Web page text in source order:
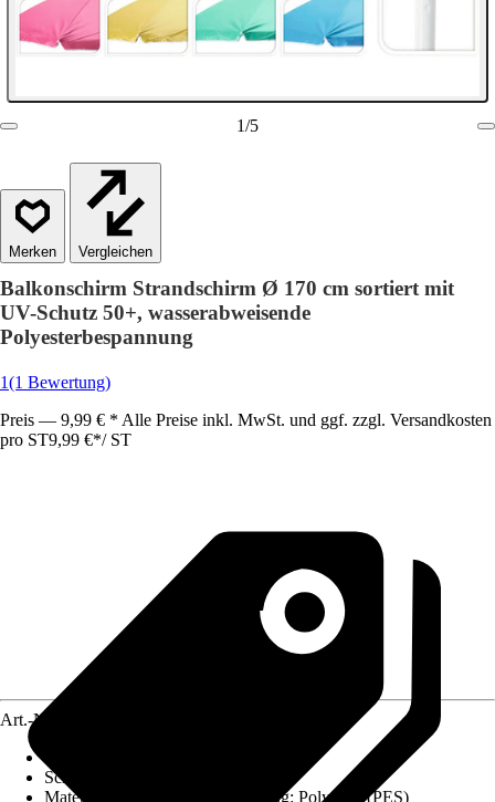
1/5
Vergleichen
Balkonschirm Strandschirm Ø 170 cm sortiert mit
UV-Schutz 50+, wasserabweisende
Polyesterbespannung
1(1 Bewertung)
Preis — 9,99 € * Alle Preise inkl. MwSt. und ggf. zzgl. Versandkosten
pro ST9,99 €*/ ST
Art.-Nr.
Schirmform
Material Sonnenschirmbespannung: Polyester (PES)